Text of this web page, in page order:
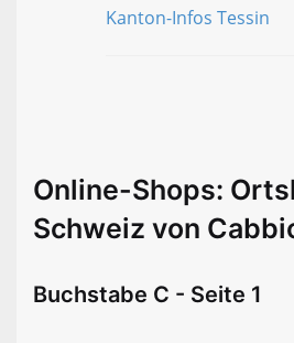
Kanton-Infos Tessin
Online-Shops:
Schweiz von
Buchstabe C - Seite 1